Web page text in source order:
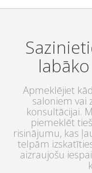
Apmeklējiet
saloniem vai
konsultācijai.
piemeklēt
risinājumu, kas
telpām
aizraujošu